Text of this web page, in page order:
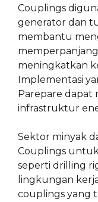
Couplings
generator dan
membantu
meningkatkan
Implementasi
Parepare
infrastruktur
Sektor minyak
Couplings
seperti drilling
lingkungan
couplings yang